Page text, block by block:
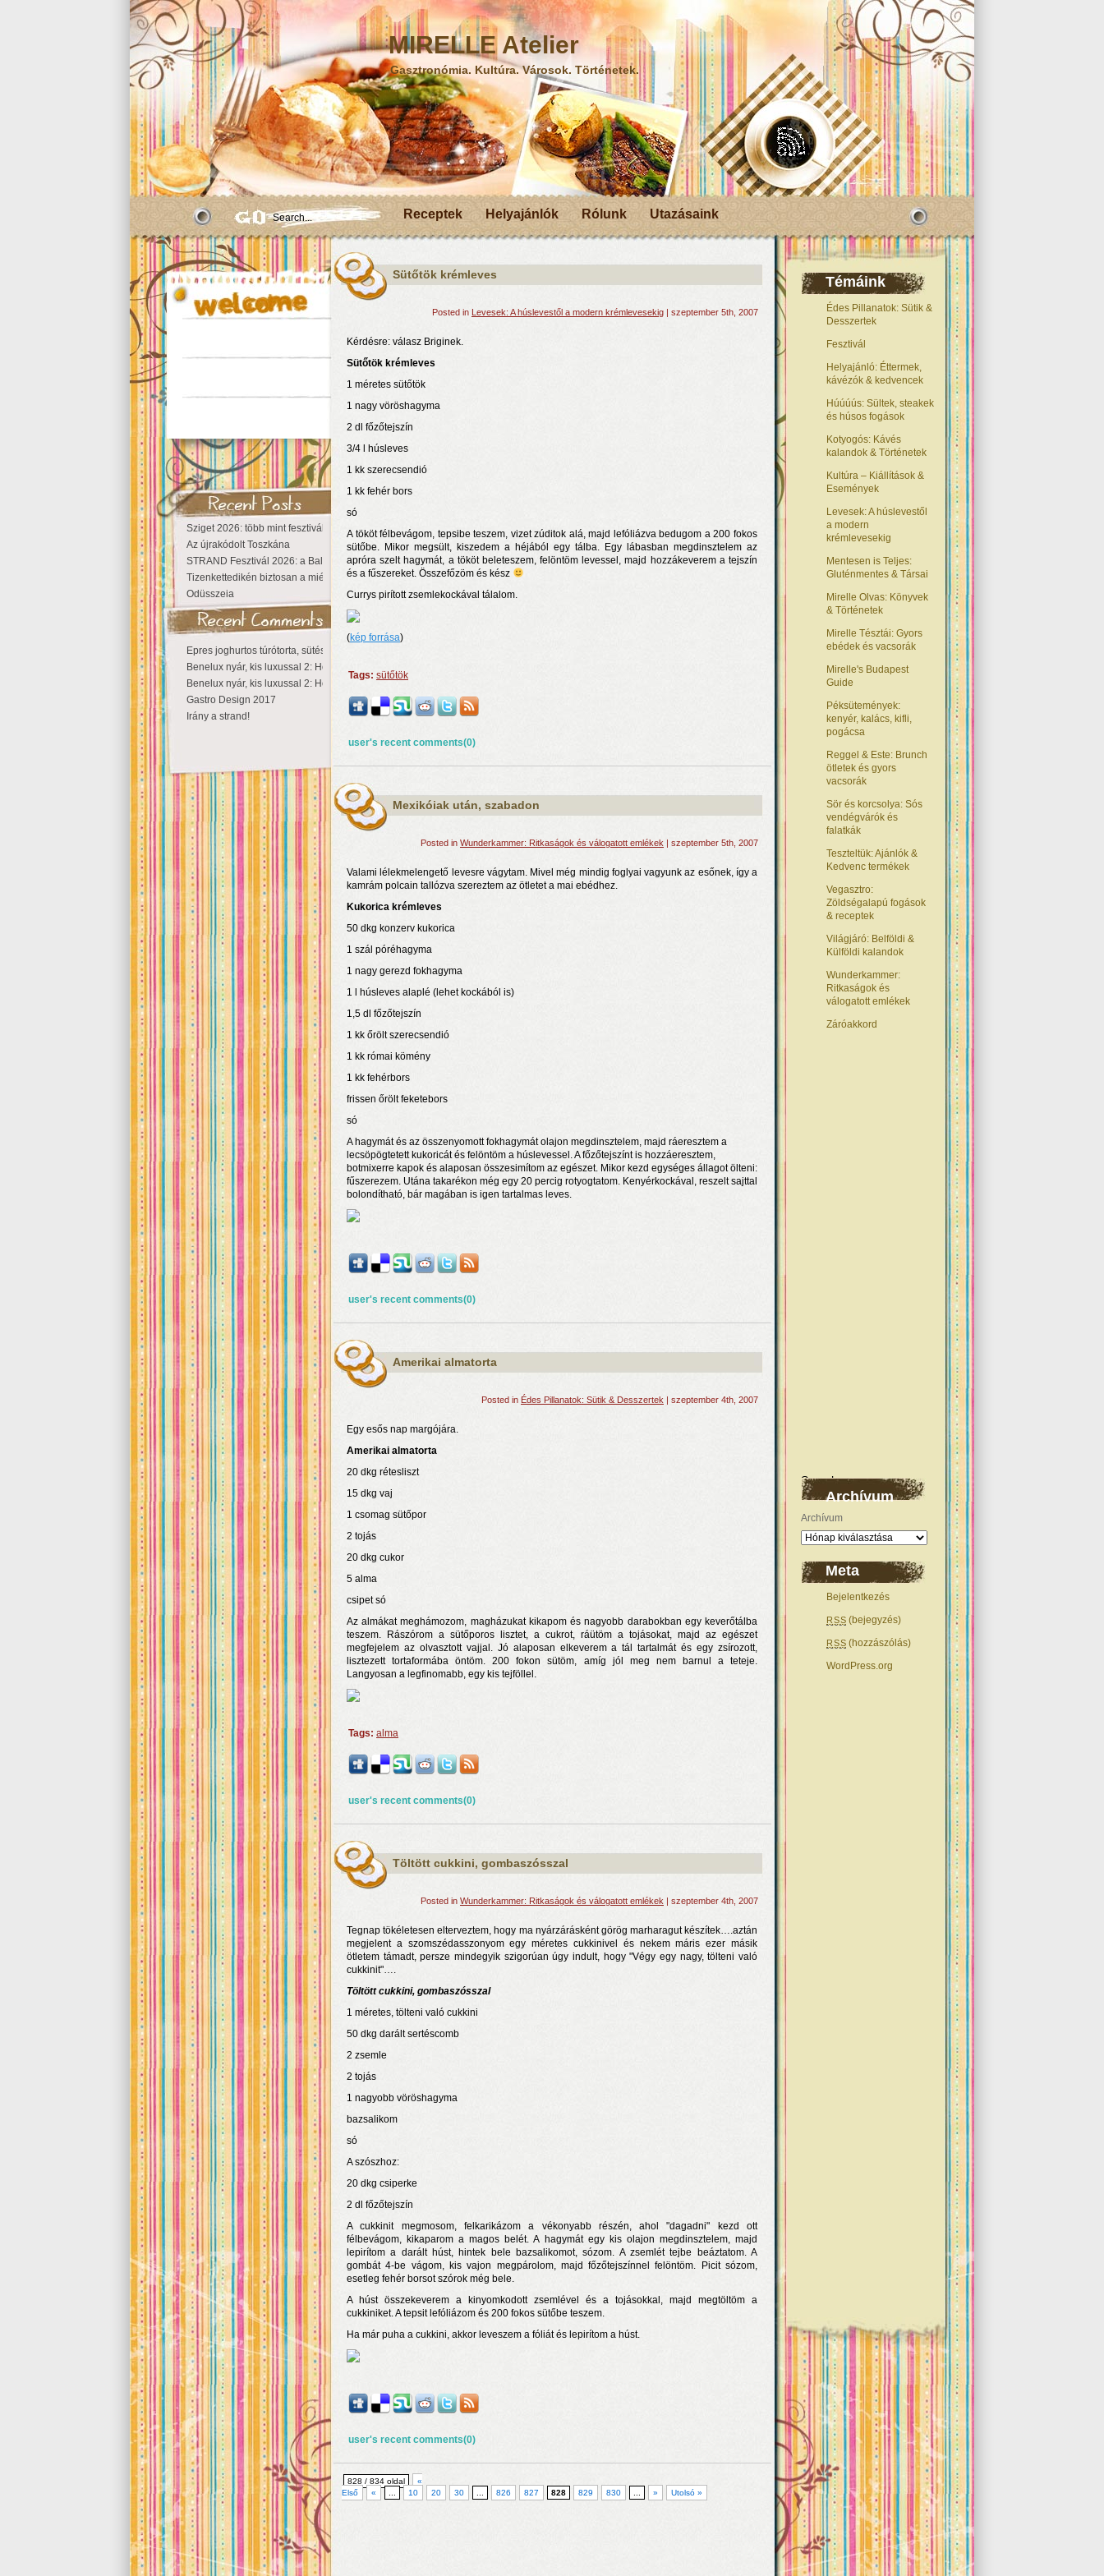
MIRELLE Atelier
Gasztronómia. Kultúra. Városok. Történetek.
Receptek Helyajánlók Rólunk Utazásaink
Sziget 2026: több mint fesztivál, egy városnyi élmény
Az újrakódolt Toszkána
STRAND Fesztivál 2026: a Balaton partján a nyár még tart!
Tizenkettedikén biztosan a miénk a Sziget!
Odüsszeia
Epres joghurtos túrótorta, sütés nélkül
Benelux nyár, kis luxussal 2: Hollandia
Benelux nyár, kis luxussal 2: Hollandia
Gastro Design 2017
Irány a strand!
Témáink
Édes Pillanatok: Sütik &
Desszertek
Fesztivál
Helyajánló: Éttermek,
kávézók & kedvencek
Húúúús: Sültek, steakek
és húsos fogások
Kotyogós: Kávés
kalandok & Történetek
Kultúra – Kiállítások &
Események
Levesek: A húslevestől
a modern
krémlevesekig
Mentesen is Teljes:
Gluténmentes & Társai
Mirelle Olvas: Könyvek
& Történetek
Mirelle Tésztái: Gyors
ebédek és vacsorák
Mirelle's Budapest
Guide
Péksütemények:
kenyér, kalács, kifli,
pogácsa
Reggel & Este: Brunch
ötletek és gyors
vacsorák
Sör és korcsolya: Sós
vendégvárók és
falatkák
Teszteltük: Ajánlók &
Kedvenc termékek
Vegasztro:
Zöldségalapú fogások
& receptek
Világjáró: Belföldi &
Külföldi kalandok
Wunderkammer:
Ritkaságok és
válogatott emlékek
Záróakkord
Archívum
Archívum
Meta
Bejelentkezés
RSS (bejegyzés)
RSS (hozzászólás)
WordPress.org
Sütőtök krémleves
Posted in Levesek: A húslevestől a modern krémlevesekig | szeptember 5th, 2007
Kérdésre: válasz Briginek.
Sütőtök krémleves
1 méretes sütőtök
1 nagy vöröshagyma
2 dl főzőtejszín
3/4 l húsleves
1 kk szerecsendió
1 kk fehér bors
só
A tököt félbevágom, tepsibe teszem, vizet zúditok alá, majd lefóliázva bedugom a 200 fokos
sütőbe. Mikor megsült, kiszedem a héjából egy tálba. Egy lábasban megdinsztelem az
apróra szelt hagymát, a tököt beleteszem, felöntöm levessel, majd hozzákeverem a tejszín
és a fűszereket. Összefőzöm és kész
Currys pirított zsemlekockával tálalom.
(kép forrása)
Tags: sütőtök
user's recent comments(0)
Mexikóiak után, szabadon
Posted in Wunderkammer: Ritkaságok és válogatott emlékek | szeptember 5th, 2007
Valami lélekmelengető levesre vágytam. Mivel még mindig foglyai vagyunk az esőnek, így a
kamrám polcain tallózva szereztem az ötletet a mai ebédhez.
Kukorica krémleves
50 dkg konzerv kukorica
1 szál póréhagyma
1 nagy gerezd fokhagyma
1 l húsleves alaplé (lehet kockából is)
1,5 dl főzőtejszín
1 kk őrölt szerecsendió
1 kk római kömény
1 kk fehérbors
frissen őrölt feketebors
só
A hagymát és az összenyomott fokhagymát olajon megdinsztelem, majd ráeresztem a
lecsöpögtetett kukoricát és felöntöm a húslevessel. A főzőtejszínt is hozzáeresztem,
botmixerre kapok és alaposan összesimítom az egészet. Mikor kezd egységes állagot ölteni:
fűszerezem. Utána takarékon még egy 20 percig rotyogtatom. Kenyérkockával, reszelt sajttal
bolondítható, bár magában is igen tartalmas leves.
user's recent comments(0)
Amerikai almatorta
Posted in Édes Pillanatok: Sütik & Desszertek | szeptember 4th, 2007
Egy esős nap margójára.
Amerikai almatorta
20 dkg rétesliszt
15 dkg vaj
1 csomag sütőpor
2 tojás
20 dkg cukor
5 alma
csipet só
Az almákat meghámozom, magházukat kikapom és nagyobb darabokban egy keverőtálba
teszem. Rászórom a sütőporos lisztet, a cukrot, ráütöm a tojásokat, majd az egészet
megfejelem az olvasztott vajjal. Jó alaposan elkeverem a tál tartalmát és egy zsírozott,
lisztezett tortaformába öntöm. 200 fokon sütöm, amíg jól meg nem barnul a teteje.
Langyosan a legfinomabb, egy kis tejföllel.
Tags: alma
user's recent comments(0)
Töltött cukkini, gombaszósszal
Posted in Wunderkammer: Ritkaságok és válogatott emlékek | szeptember 4th, 2007
Tegnap tökéletesen elterveztem, hogy ma nyárzárásként görög marharagut készítek….aztán
megjelent a szomszédasszonyom egy méretes cukkinivel és nekem máris ezer másik
ötletem támadt, persze mindegyik szigorúan úgy indult, hogy "Végy egy nagy, tölteni való
cukkinit"….
Töltött cukkini, gombaszósszal
1 méretes, tölteni való cukkini
50 dkg darált sertéscomb
2 zsemle
2 tojás
1 nagyobb vöröshagyma
bazsalikom
só
A szószhoz:
20 dkg csiperke
2 dl főzőtejszín
A cukkinit megmosom, felkarikázom a vékonyabb részén, ahol "dagadni" kezd ott
félbevágom, kikaparom a magos belét. A hagymát egy kis olajon megdinsztelem, majd
lepirítom a darált húst, hintek bele bazsalikomot, sózom. A zsemlét tejbe beáztatom. A
gombát 4-be vágom, kis vajon megpárolom, majd főzőtejszínnel felöntöm. Picit sózom,
esetleg fehér borsot szórok még bele.
A húst összekeverem a kinyomkodott zsemlével és a tojásokkal, majd megtöltöm a
cukkiniket. A tepsit lefóliázom és 200 fokos sütőbe teszem.
Ha már puha a cukkini, akkor leveszem a fóliát és lepirítom a húst.
user's recent comments(0)
828 / 834 oldal
«
Első
« 10 20 30 826 827 828 829 830 » Utolsó »